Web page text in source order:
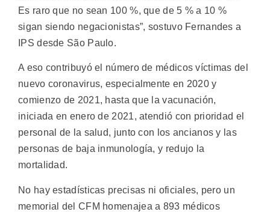
Es raro que no sean 100 %, que de 5 % a 10 %
sigan siendo negacionistas”, sostuvo Fernandes a
IPS desde São Paulo.
A eso contribuyó el número de médicos víctimas del
nuevo coronavirus, especialmente en 2020 y
comienzo de 2021, hasta que la vacunación,
iniciada en enero de 2021, atendió con prioridad el
personal de la salud, junto con los ancianos y las
personas de baja inmunología, y redujo la
mortalidad.
No hay estadísticas precisas ni oficiales, pero un
memorial del CFM homenajea a 893 médicos